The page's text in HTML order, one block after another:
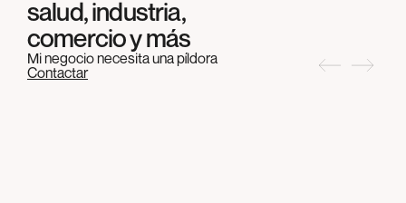
salud, industria,
comercio y más
Mi negocio necesita una píldora
Contactar